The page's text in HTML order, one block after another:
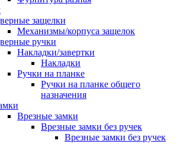
защелки
Механизмы/корпуса защелок
ручки
Накладки/завертки
Накладки
Ручки на планке
Ручки на планке общего
назначения
Врезные замки
Врезные замки без ручек
Врезные замки без ручек